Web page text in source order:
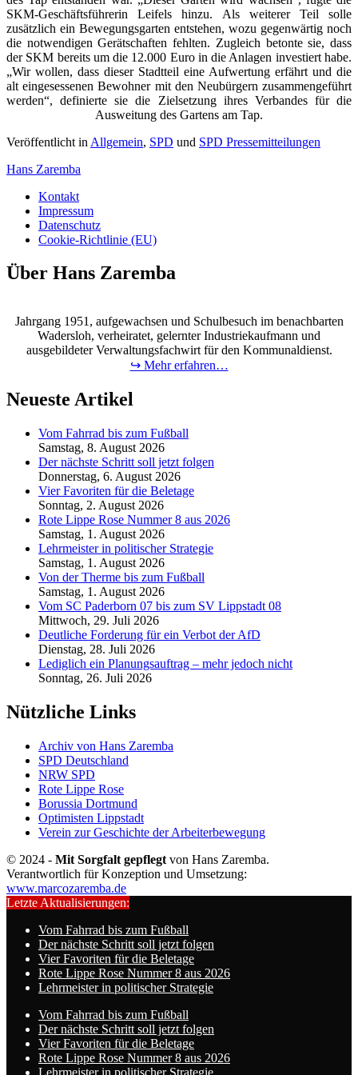
SKM-Geschäftsführerin Leifels hinzu. Als weiterer Teil solle
zusätzlich ein Bewegungsgarten entstehen, wozu gegenwärtig noch
die notwendigen Gerätschaften fehlten. Zugleich betonte sie, dass
der SKM bereits um die 12.000 Euro in die Anlagen investiert habe.
„Wir wollen, dass dieser Stadtteil eine Aufwertung erfährt und die
alt eingesessenen Bewohner mit den Neubürgern zusammengeführt
werden“, definierte sie die Zielsetzung ihres Verbandes für die
Ausweitung des Gartens am Tap.
Veröffentlicht in Allgemein, SPD und SPD Pressemitteilungen
Hans Zaremba
Kontakt
Impressum
Datenschutz
Cookie-Richtlinie (EU)
Über Hans Zaremba
Jahrgang 1951, aufgewachsen und Schulbesuch im benachbarten
Wadersloh, verheiratet, gelernter Industriekaufmann und
ausgebildeter Verwaltungsfachwirt für den Kommunaldienst.
↪ Mehr erfahren…
Neueste Artikel
Vom Fahrrad bis zum Fußball
Samstag, 8. August 2026
Der nächste Schritt soll jetzt folgen
Donnerstag, 6. August 2026
Vier Favoriten für die Beletage
Sonntag, 2. August 2026
Rote Lippe Rose Nummer 8 aus 2026
Samstag, 1. August 2026
Lehrmeister in politischer Strategie
Samstag, 1. August 2026
Von der Therme bis zum Fußball
Samstag, 1. August 2026
Vom SC Paderborn 07 bis zum SV Lippstadt 08
Mittwoch, 29. Juli 2026
Deutliche Forderung für ein Verbot der AfD
Dienstag, 28. Juli 2026
Lediglich ein Planungsauftrag – mehr jedoch nicht
Sonntag, 26. Juli 2026
Nützliche Links
Archiv von Hans Zaremba
SPD Deutschland
NRW SPD
Rote Lippe Rose
Borussia Dortmund
Optimisten Lippstadt
Verein zur Geschichte der Arbeiterbewegung
© 2024 - Mit Sorgfalt gepflegt von Hans Zaremba.
Verantwortlich für Konzeption und Umsetzung:
www.marcozaremba.de
Letzte Aktualisierungen:
Vom Fahrrad bis zum Fußball
Der nächste Schritt soll jetzt folgen
Vier Favoriten für die Beletage
Rote Lippe Rose Nummer 8 aus 2026
Lehrmeister in politischer Strategie
Vom Fahrrad bis zum Fußball
Der nächste Schritt soll jetzt folgen
Vier Favoriten für die Beletage
Rote Lippe Rose Nummer 8 aus 2026
Lehrmeister in politischer Strategie